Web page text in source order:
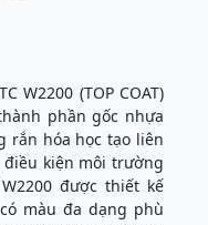
W2200 (TOP COAT)
phần gốc nhựa
rắn hóa học tạo liên
kiện môi trường
được thiết kế
màu đa dạng phù